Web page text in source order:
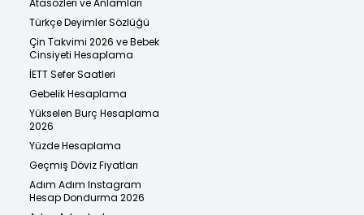
Türkçe Deyimler Sözlüğü
Çin Takvimi 2026 ve Bebek
Cinsiyeti Hesaplama
İETT Sefer Saatleri
Gebelik Hesaplama
Yükselen Burç Hesaplama
2026
Yüzde Hesaplama
Geçmiş Döviz Fiyatları
Adım Adım Instagram
Hesap Dondurma 2026